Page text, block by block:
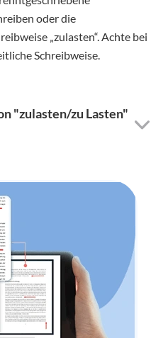
oder die
„zulasten“. Achte bei
Schreibweise.
"zulasten/zu Lasten"